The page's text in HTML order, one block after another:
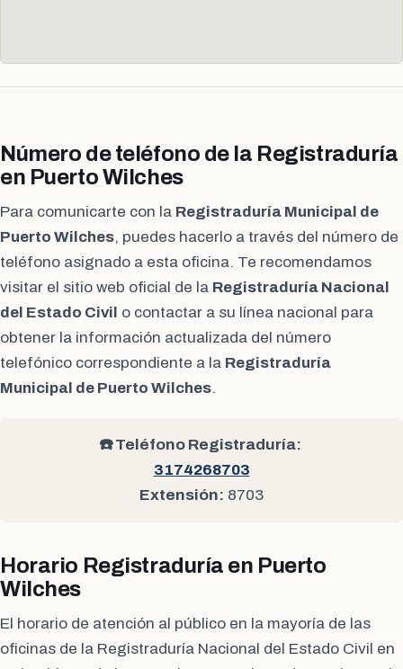
Número de teléfono de la Registraduría
en Puerto Wilches
Para comunicarte con la Registraduría Municipal de
Puerto Wilches, puedes hacerlo a través del número de
teléfono asignado a esta oficina. Te recomendamos
visitar el sitio web oficial de la Registraduría Nacional
del Estado Civil o contactar a su línea nacional para
obtener la información actualizada del número
telefónico correspondiente a la Registraduría
Municipal de Puerto Wilches.
☎️ Teléfono Registraduría:
3174268703
Extensión: 8703
Horario Registraduría en Puerto
Wilches
El horario de atención al público en la mayoría de las
oficinas de la Registraduría Nacional del Estado Civil en